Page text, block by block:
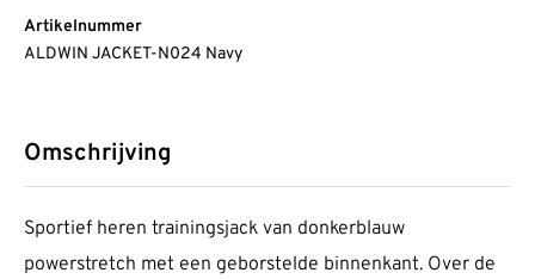
Artikelnummer
ALDWIN JACKET-N024 Navy
Omschrijving
Sportief heren trainingsjack van donkerblauw
powerstretch met een geborstelde binnenkant. Over de